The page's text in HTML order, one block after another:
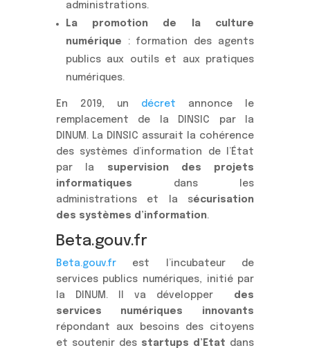
administrations.
La promotion de la culture
numérique : formation des agents
publics aux outils et aux pratiques
numériques.
En 2019, un décret annonce le
remplacement de la DINSIC par la
DINUM. La DINSIC assurait la cohérence
des systèmes d’information de l’État
par la
supervision des projets
informatiques dans les
administrations et la sécurisation
des systèmes d’information.
Beta.gouv.fr
Beta.gouv.frest l’incubateur de
services publics numériques, initié par
la DINUM. Il va développer
des
services numériques innovants
répondant aux besoins des citoyens
et soutenir des startups d’Etat dans